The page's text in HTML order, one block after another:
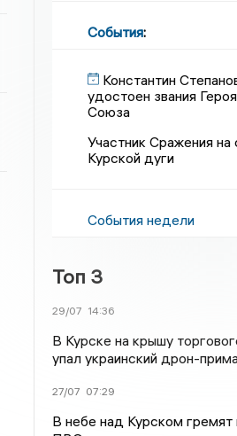
События:
Константин
удостоен звания
Союза
Участник Сражения
Курской дуги
События недели
Топ 3
29/07 14:36
В Курске на крышу
упал украинский дрон-
27/07 07:29
В небе над Курском гремят